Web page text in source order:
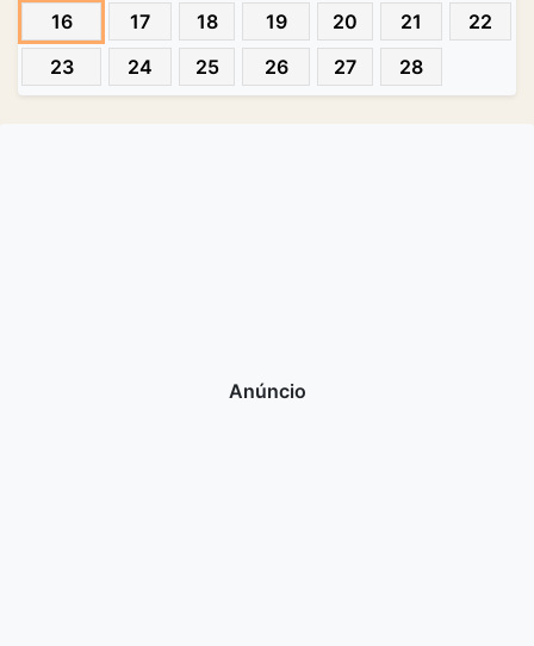
16
17 18 19 20 21
22
23
24 25 26 27 28